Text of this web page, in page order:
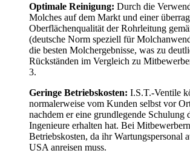
Optimale Reinigung: Durch die
Molches auf dem Markt und einer
Oberflächenqualität der Rohrleitung
(deutsche Norm speziell für
die besten Molchergebnisse, was zu
Rückständen im Vergleich zu
Geringe Betriebskosten: I.S.T.-Ventile
normalerweise vom Kunden selbst vor
nachdem er eine grundlegende Schulung
Ingenieure erhalten hat. Bei
Betriebskosten, da ihr Wartungspersonal
USA anreisen muss.